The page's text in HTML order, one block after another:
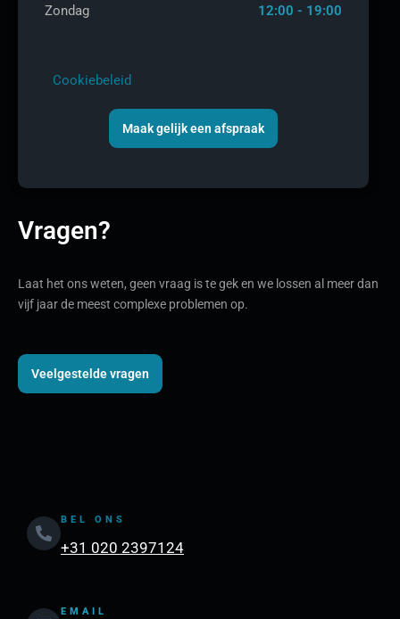
Zondag 12:00 - 19:00
Cookiebeleid
Maak gelijk een afspraak
Vragen?
Laat het ons weten, geen vraag is te gek en we lossen al meer dan
vijf jaar de meest complexe problemen op.
Veelgestelde vragen
BEL ONS
+31 020 2397124
EMAIL